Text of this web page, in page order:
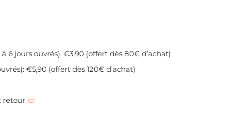
6 jours ouvrés): €3,90 (offert dès 80€ d’achat)
€5,90 (offert dès 120€ d’achat)
retour ici